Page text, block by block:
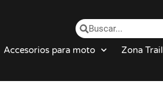
Accesorios para moto Zona Trail